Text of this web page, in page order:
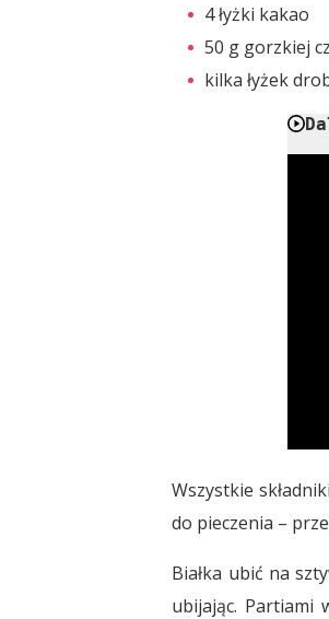
4 łyżki kakao
50 g gorzkiej
kilka łyżek
Wszystkie
do pieczenia –
Białka ubić na
ubijając. Partiami